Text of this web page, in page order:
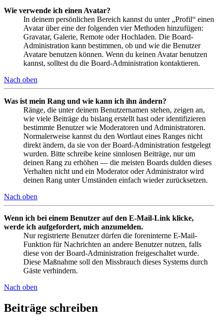
Wie verwende ich einen Avatar?
In deinem persönlichen Bereich kannst du unter „Profil“ einen
Avatar über eine der folgenden vier Methoden hinzufügen:
Gravatar, Galerie, Remote oder Hochladen. Die Board-
Administration kann bestimmen, ob und wie die Benutzer
Avatare benutzen können. Wenn du keinen Avatar benutzen
kannst, solltest du die Board-Administration kontaktieren.
Nach oben
Was ist mein Rang und wie kann ich ihn ändern?
Ränge, die unter deinem Benutzernamen stehen, zeigen an,
wie viele Beiträge du bislang erstellt hast oder identifizieren
bestimmte Benutzer wie Moderatoren und Administratoren.
Normalerweise kannst du den Wortlaut eines Ranges nicht
direkt ändern, da sie von der Board-Administration festgelegt
wurden. Bitte schreibe keine sinnlosen Beiträge, nur um
deinen Rang zu erhöhen — die meisten Boards dulden dieses
Verhalten nicht und ein Moderator oder Administrator wird
deinen Rang unter Umständen einfach wieder zurücksetzen.
Nach oben
Wenn ich bei einem Benutzer auf den E-Mail-Link klicke,
werde ich aufgefordert, mich anzumelden.
Nur registrierte Benutzer dürfen die foreninterne E-Mail-
Funktion für Nachrichten an andere Benutzer nutzen, falls
diese von der Board-Administration freigeschaltet wurde.
Diese Maßnahme soll den Missbrauch dieses Systems durch
Gäste verhindern.
Nach oben
Beiträge schreiben